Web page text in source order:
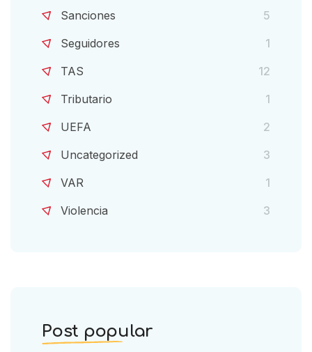
Sanciones
5
Seguidores
1
TAS
12
Tributario
1
UEFA
2
Uncategorized
3
VAR
1
Violencia
3
Post popular